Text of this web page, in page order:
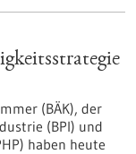
(BÄK), der
(BPI) und
haben heute